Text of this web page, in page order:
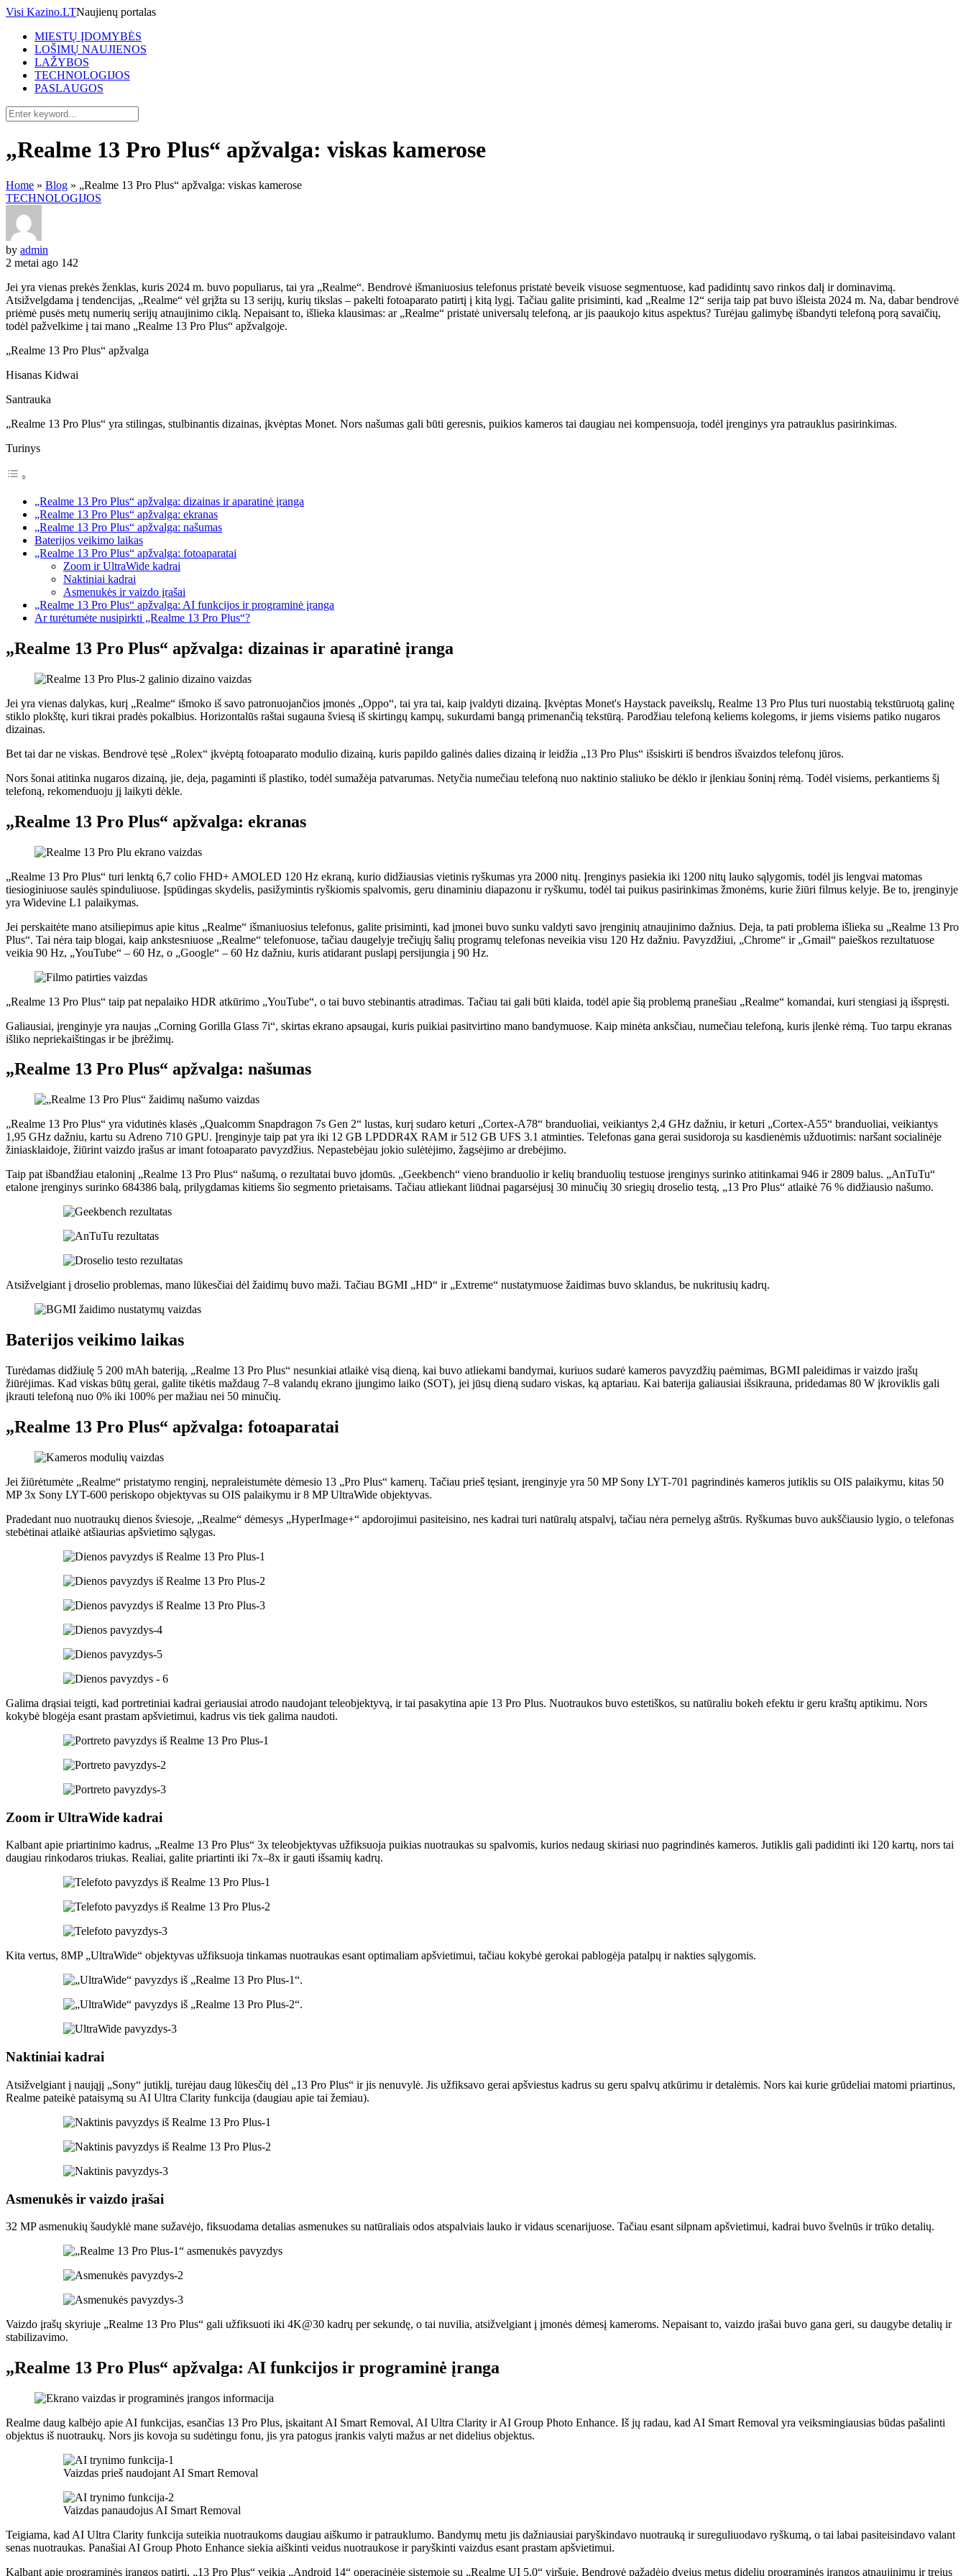
Visi Kazino.LTNaujienų portalas
MIESTŲ ĮDOMYBĖS
LOŠIMŲ NAUJIENOS
LAŽYBOS
TECHNOLOGIJOS
PASLAUGOS
„Realme 13 Pro Plus“ apžvalga: viskas kamerose
Home » Blog » „Realme 13 Pro Plus“ apžvalga: viskas kamerose
TECHNOLOGIJOS
by admin
2 metai ago 142
Jei yra vienas prekės ženklas, kuris 2024 m. buvo populiarus, tai yra „Realme“. Bendrovė išmaniuosius telefonus pristatė beveik visuose segmentuose, kad padidintų savo rinkos dalį ir dominavimą.
Atsižvelgdama į tendencijas, „Realme“ vėl grįžta su 13 serijų, kurių tikslas – pakelti fotoaparato patirtį į kitą lygį. Tačiau galite prisiminti, kad „Realme 12“ serija taip pat buvo išleista 2024 m. Na, dabar bendrovė
priėmė pusės metų numerių serijų atnaujinimo ciklą. Nepaisant to, išlieka klausimas: ar „Realme“ pristatė universalų telefoną, ar jis paaukojo kitus aspektus? Turėjau galimybę išbandyti telefoną porą savaičių,
todėl pažvelkime į tai mano „Realme 13 Pro Plus“ apžvalgoje.
„Realme 13 Pro Plus“ apžvalga
Hisanas Kidwai
Santrauka
„Realme 13 Pro Plus“ yra stilingas, stulbinantis dizainas, įkvėptas Monet. Nors našumas gali būti geresnis, puikios kameros tai daugiau nei kompensuoja, todėl įrenginys yra patrauklus pasirinkimas.
Turinys
„Realme 13 Pro Plus“ apžvalga: dizainas ir aparatinė įranga
„Realme 13 Pro Plus“ apžvalga: ekranas
„Realme 13 Pro Plus“ apžvalga: našumas
Baterijos veikimo laikas
„Realme 13 Pro Plus“ apžvalga: fotoaparatai
Zoom ir UltraWide kadrai
Naktiniai kadrai
Asmenukės ir vaizdo įrašai
„Realme 13 Pro Plus“ apžvalga: AI funkcijos ir programinė įranga
Ar turėtumėte nusipirkti „Realme 13 Pro Plus“?
„Realme 13 Pro Plus“ apžvalga: dizainas ir aparatinė įranga
Jei yra vienas dalykas, kurį „Realme“ išmoko iš savo patronuojančios įmonės „Oppo“, tai yra tai, kaip įvaldyti dizainą. Įkvėptas Monet's Haystack paveikslų, Realme 13 Pro Plus turi nuostabią tekstūruotą galinę
stiklo plokštę, kuri tikrai pradės pokalbius. Horizontalūs raštai sugauna šviesą iš skirtingų kampų, sukurdami bangą primenančią tekstūrą. Parodžiau telefoną keliems kolegoms, ir jiems visiems patiko nugaros
dizainas.
Bet tai dar ne viskas. Bendrovė tęsė „Rolex“ įkvėptą fotoaparato modulio dizainą, kuris papildo galinės dalies dizainą ir leidžia „13 Pro Plus“ išsiskirti iš bendros išvaizdos telefonų jūros.
Nors šonai atitinka nugaros dizainą, jie, deja, pagaminti iš plastiko, todėl sumažėja patvarumas. Netyčia numečiau telefoną nuo naktinio staliuko be dėklo ir įlenkiau šoninį rėmą. Todėl visiems, perkantiems šį
telefoną, rekomenduoju jį laikyti dėkle.
„Realme 13 Pro Plus“ apžvalga: ekranas
„Realme 13 Pro Plus“ turi lenktą 6,7 colio FHD+ AMOLED 120 Hz ekraną, kurio didžiausias vietinis ryškumas yra 2000 nitų. Įrenginys pasiekia iki 1200 nitų lauko sąlygomis, todėl jis lengvai matomas
tiesioginiuose saulės spinduliuose. Įspūdingas skydelis, pasižymintis ryškiomis spalvomis, geru dinaminiu diapazonu ir ryškumu, todėl tai puikus pasirinkimas žmonėms, kurie žiūri filmus kelyje. Be to, įrenginyje
yra Widevine L1 palaikymas.
Jei perskaitėte mano atsiliepimus apie kitus „Realme“ išmaniuosius telefonus, galite prisiminti, kad įmonei buvo sunku valdyti savo įrenginių atnaujinimo dažnius. Deja, ta pati problema išlieka su „Realme 13 Pro
Plus“. Tai nėra taip blogai, kaip ankstesniuose „Realme“ telefonuose, tačiau daugelyje trečiųjų šalių programų telefonas neveikia visu 120 Hz dažniu. Pavyzdžiui, „Chrome“ ir „Gmail“ paieškos rezultatuose
veikia 90 Hz, „YouTube“ – 60 Hz, o „Google“ – 60 Hz dažniu, kuris atidarant puslapį persijungia į 90 Hz.
„Realme 13 Pro Plus“ taip pat nepalaiko HDR atkūrimo „YouTube“, o tai buvo stebinantis atradimas. Tačiau tai gali būti klaida, todėl apie šią problemą pranešiau „Realme“ komandai, kuri stengiasi ją išspręsti.
Galiausiai, įrenginyje yra naujas „Corning Gorilla Glass 7i“, skirtas ekrano apsaugai, kuris puikiai pasitvirtino mano bandymuose. Kaip minėta anksčiau, numečiau telefoną, kuris įlenkė rėmą. Tuo tarpu ekranas
išliko nepriekaištingas ir be įbrėžimų.
„Realme 13 Pro Plus“ apžvalga: našumas
„Realme 13 Pro Plus“ yra vidutinės klasės „Qualcomm Snapdragon 7s Gen 2“ lustas, kurį sudaro keturi „Cortex-A78“ branduoliai, veikiantys 2,4 GHz dažniu, ir keturi „Cortex-A55“ branduoliai, veikiantys
1,95 GHz dažniu, kartu su Adreno 710 GPU. Įrenginyje taip pat yra iki 12 GB LPDDR4X RAM ir 512 GB UFS 3.1 atminties. Telefonas gana gerai susidoroja su kasdienėmis užduotimis: naršant socialinėje
žiniasklaidoje, žiūrint vaizdo įrašus ar imant fotoaparato pavyzdžius. Nepastebėjau jokio sulėtėjimo, žagsėjimo ar drebėjimo.
Taip pat išbandžiau etaloninį „Realme 13 Pro Plus“ našumą, o rezultatai buvo įdomūs. „Geekbench“ vieno branduolio ir kelių branduolių testuose įrenginys surinko atitinkamai 946 ir 2809 balus. „AnTuTu“
etalone įrenginys surinko 684386 balą, prilygdamas kitiems šio segmento prietaisams. Tačiau atliekant liūdnai pagarsėjusį 30 minučių 30 sriegių droselio testą, „13 Pro Plus“ atlaikė 76 % didžiausio našumo.
Atsižvelgiant į droselio problemas, mano lūkesčiai dėl žaidimų buvo maži. Tačiau BGMI „HD“ ir „Extreme“ nustatymuose žaidimas buvo sklandus, be nukritusių kadrų.
Baterijos veikimo laikas
Turėdamas didžiulę 5 200 mAh bateriją, „Realme 13 Pro Plus“ nesunkiai atlaikė visą dieną, kai buvo atliekami bandymai, kuriuos sudarė kameros pavyzdžių paėmimas, BGMI paleidimas ir vaizdo įrašų
žiūrėjimas. Kad viskas būtų gerai, galite tikėtis maždaug 7–8 valandų ekrano įjungimo laiko (SOT), jei jūsų dieną sudaro viskas, ką aptariau. Kai baterija galiausiai išsikrauna, pridedamas 80 W įkroviklis gali
įkrauti telefoną nuo 0% iki 100% per mažiau nei 50 minučių.
„Realme 13 Pro Plus“ apžvalga: fotoaparatai
Jei žiūrėtumėte „Realme“ pristatymo renginį, nepraleistumėte dėmesio 13 „Pro Plus“ kamerų. Tačiau prieš tęsiant, įrenginyje yra 50 MP Sony LYT-701 pagrindinės kameros jutiklis su OIS palaikymu, kitas 50
MP 3x Sony LYT-600 periskopo objektyvas su OIS palaikymu ir 8 MP UltraWide objektyvas.
Pradedant nuo nuotraukų dienos šviesoje, „Realme“ dėmesys „HyperImage+“ apdorojimui pasiteisino, nes kadrai turi natūralų atspalvį, tačiau nėra pernelyg aštrūs. Ryškumas buvo aukščiausio lygio, o telefonas
stebėtinai atlaikė atšiaurias apšvietimo sąlygas.
Galima drąsiai teigti, kad portretiniai kadrai geriausiai atrodo naudojant teleobjektyvą, ir tai pasakytina apie 13 Pro Plus. Nuotraukos buvo estetiškos, su natūraliu bokeh efektu ir geru kraštų aptikimu. Nors
kokybė blogėja esant prastam apšvietimui, kadrus vis tiek galima naudoti.
Zoom ir UltraWide kadrai
Kalbant apie priartinimo kadrus, „Realme 13 Pro Plus“ 3x teleobjektyvas užfiksuoja puikias nuotraukas su spalvomis, kurios nedaug skiriasi nuo pagrindinės kameros. Jutiklis gali padidinti iki 120 kartų, nors tai
daugiau rinkodaros triukas. Realiai, galite priartinti iki 7x–8x ir gauti išsamių kadrų.
Kita vertus, 8MP „UltraWide“ objektyvas užfiksuoja tinkamas nuotraukas esant optimaliam apšvietimui, tačiau kokybė gerokai pablogėja patalpų ir nakties sąlygomis.
Naktiniai kadrai
Atsižvelgiant į naująjį „Sony“ jutiklį, turėjau daug lūkesčių dėl „13 Pro Plus“ ir jis nenuvylė. Jis užfiksavo gerai apšviestus kadrus su geru spalvų atkūrimu ir detalėmis. Nors kai kurie grūdeliai matomi priartinus,
Realme pateikė pataisymą su AI Ultra Clarity funkcija (daugiau apie tai žemiau).
Asmenukės ir vaizdo įrašai
32 MP asmenukių šaudyklė mane sužavėjo, fiksuodama detalias asmenukes su natūraliais odos atspalviais lauko ir vidaus scenarijuose. Tačiau esant silpnam apšvietimui, kadrai buvo švelnūs ir trūko detalių.
Vaizdo įrašų skyriuje „Realme 13 Pro Plus“ gali užfiksuoti iki 4K@30 kadrų per sekundę, o tai nuvilia, atsižvelgiant į įmonės dėmesį kameroms. Nepaisant to, vaizdo įrašai buvo gana geri, su daugybe detalių ir
stabilizavimo.
„Realme 13 Pro Plus“ apžvalga: AI funkcijos ir programinė įranga
Realme daug kalbėjo apie AI funkcijas, esančias 13 Pro Plus, įskaitant AI Smart Removal, AI Ultra Clarity ir AI Group Photo Enhance. Iš jų radau, kad AI Smart Removal yra veiksmingiausias būdas pašalinti
objektus iš nuotraukų. Nors jis kovoja su sudėtingu fonu, jis yra patogus įrankis valyti mažus ar net didelius objektus.
Vaizdas prieš naudojant AI Smart Removal
Vaizdas panaudojus AI Smart Removal
Teigiama, kad AI Ultra Clarity funkcija suteikia nuotraukoms daugiau aiškumo ir patrauklumo. Bandymų metu jis dažniausiai paryškindavo nuotrauką ir sureguliuodavo ryškumą, o tai labai pasiteisindavo valant
senas nuotraukas. Panašiai AI Group Photo Enhance siekia aiškinti veidus nuotraukose ir paryškinti vaizdus esant prastam apšvietimui.
Kalbant apie programinės įrangos patirtį, „13 Pro Plus“ veikia „Android 14“ operacinėje sistemoje su „Realme UI 5.0“ viršuje. Bendrovė pažadėjo dvejus metus didelių programinės įrangos atnaujinimų ir trejus